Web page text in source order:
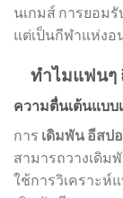
นเกมส์ การยอม
แต่เป็นกีฬาแห่ง
ทำไมแฟนๆ
ความตื่นเต้นแบบ
การ เดิมพัน อีสป
สามารถวางเดิม
ใช้การวิเคราะห์